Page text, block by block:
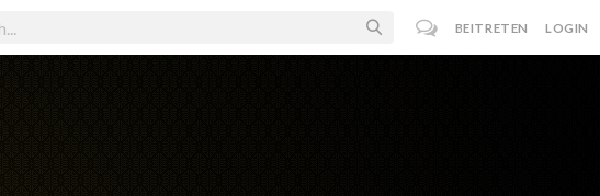
BEITRETEN LOGIN